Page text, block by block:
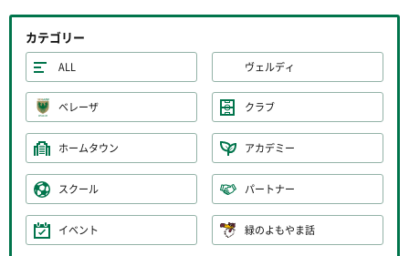
カテゴリー
ALL ヴェルディ
ベレーザ クラブ
ホームタウン アカデミー
スクール パートナー
イベント 緑のよもやま話